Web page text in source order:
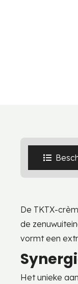
De TKTX-
de
vormt een
Het unieke